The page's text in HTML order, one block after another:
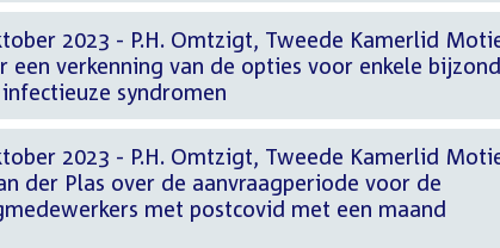
2023 - P.H. Omtzigt, Tweede Kamerlid
een verkenning van de opties voor enkele
syndromen
2023 - P.H. Omtzigt, Tweede Kamerlid
der Plas over de aanvraagperiode voor de
met postcovid met een maand